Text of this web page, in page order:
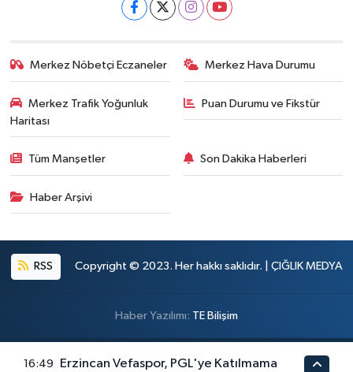
Merkez Nöbetçi Eczaneler Merkez Hava Durumu
Merkez Trafik Yoğunluk
Haritası
Puan Durumu ve Fikstür
Tüm Manşetler Son Dakika Haberleri
Haber Arşivi
RSS Copyright © 2023. Her hakkı saklıdır. | ÇIĞLIK MEDYA
Haber Yazılımı: TE Bilişim
16:49 Erzincan Vefaspor, PGL'ye Katılmama